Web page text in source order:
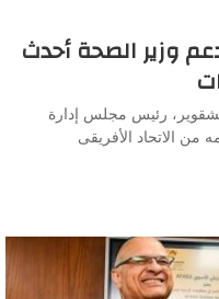
وزير الصحة أحدث
رئيس مجلس إدارة
من الاتحاد الأفريقى